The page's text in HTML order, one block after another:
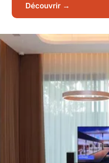
Découvrir →